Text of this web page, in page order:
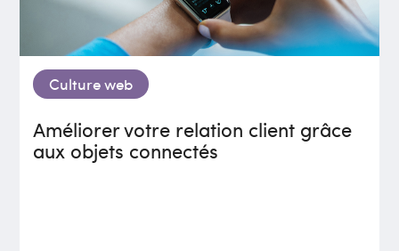
Culture web
Améliorer votre relation client grâce
aux objets connectés